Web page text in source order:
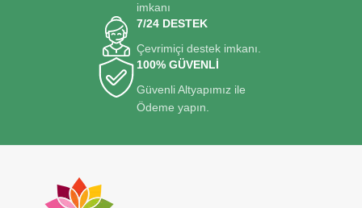
imkanı
7/24 DESTEK
Çevrimiçi destek imkanı.
100% GÜVENLİ
Güvenli Altyapımız ile
Ödeme yapın.